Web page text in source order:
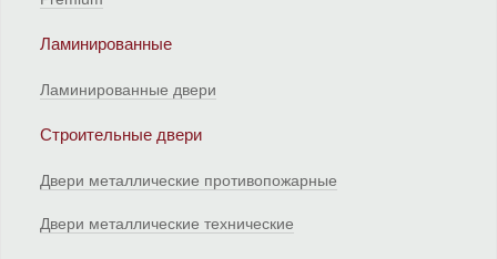
Ламинированные
Ламинированные двери
Строительные двери
Двери металлические противопожарные
Двери металлические технические